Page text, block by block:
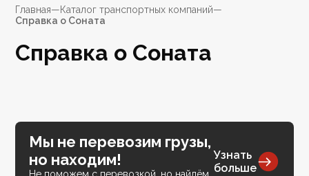
Главная—Каталог транспортных компаний—
Справка о Соната
Справка о Соната
Мы не перевозим грузы,
но находим!
Узнать
больше